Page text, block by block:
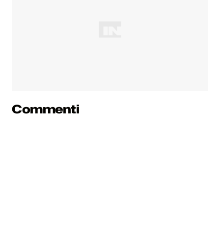
Commenti